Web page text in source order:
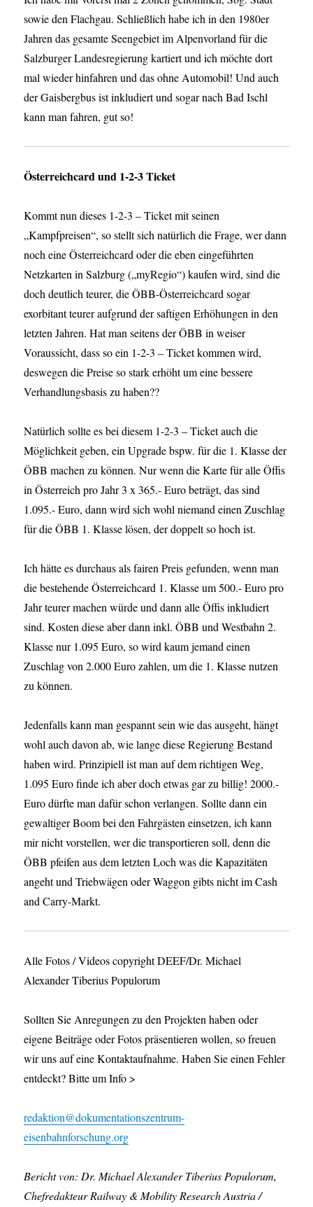
sowie den Flachgau. Schließlich habe ich in den 1980er
Jahren das gesamte Seengebiet im Alpenvorland für die
Salzburger Landesregierung kartiert und ich möchte dort
mal wieder hinfahren und das ohne Automobil! Und auch
der Gaisbergbus ist inkludiert und sogar nach Bad Ischl
kann man fahren, gut so!
Österreichcard und 1-2-3 Ticket
Kommt nun dieses 1-2-3 – Ticket mit seinen
„Kampfpreisen“, so stellt sich natürlich die Frage, wer dann
noch eine Österreichcard oder die eben eingeführten
Netzkarten in Salzburg („myRegio“) kaufen wird, sind die
doch deutlich teurer, die ÖBB-Österreichcard sogar
exorbitant teurer aufgrund der saftigen Erhöhungen in den
letzten Jahren. Hat man seitens der ÖBB in weiser
Voraussicht, dass so ein 1-2-3 – Ticket kommen wird,
deswegen die Preise so stark erhöht um eine bessere
Verhandlungsbasis zu haben??
Natürlich sollte es bei diesem 1-2-3 – Ticket auch die
Möglichkeit geben, ein Upgrade bspw. für die 1. Klasse der
ÖBB machen zu können. Nur wenn die Karte für alle Öffis
in Österreich pro Jahr 3 x 365.- Euro beträgt, das sind
1.095.- Euro, dann wird sich wohl niemand einen Zuschlag
für die ÖBB 1. Klasse lösen, der doppelt so hoch ist.
Ich hätte es durchaus als fairen Preis gefunden, wenn man
die bestehende Österreichcard 1. Klasse um 500.- Euro pro
Jahr teurer machen würde und dann alle Öffis inkludiert
sind. Kosten diese aber dann inkl. ÖBB und Westbahn 2.
Klasse nur 1.095 Euro, so wird kaum jemand einen
Zuschlag von 2.000 Euro zahlen, um die 1. Klasse nutzen
zu können.
Jedenfalls kann man gespannt sein wie das ausgeht, hängt
wohl auch davon ab, wie lange diese Regierung Bestand
haben wird. Prinzipiell ist man auf dem richtigen Weg,
1.095 Euro finde ich aber doch etwas gar zu billig! 2000.-
Euro dürfte man dafür schon verlangen. Sollte dann ein
gewaltiger Boom bei den Fahrgästen einsetzen, ich kann
mir nicht vorstellen, wer die transportieren soll, denn die
ÖBB pfeifen aus dem letzten Loch was die Kapazitäten
angeht und Triebwägen oder Waggon gibts nicht im Cash
and Carry-Markt.
Alle Fotos / Videos copyright DEEF/Dr. Michael
Alexander Tiberius Populorum
Sollten Sie Anregungen zu den Projekten haben oder
eigene Beiträge oder Fotos präsentieren wollen, so freuen
wir uns auf eine Kontaktaufnahme. Haben Sie einen Fehler
entdeckt? Bitte um Info >
redaktion@dokumentationszentrum-
eisenbahnforschung.org
Bericht von: Dr. Michael Alexander Tiberius Populorum,
Chefredakteur Railway & Mobility Research Austria /